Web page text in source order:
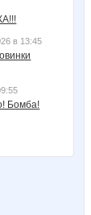
в 13:45
Бомба!